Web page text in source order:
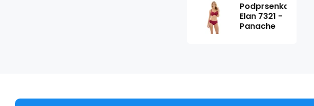
Podprsenka
Elan 7321 -
Panache